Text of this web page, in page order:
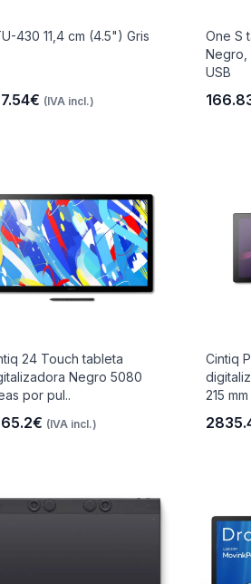
430 11,4 cm (4.5") Gris
(IVA incl.)
One S
Negro,
USB
24 Touch tableta
Negro 5080
por pul..
(IVA incl.)
Cintiq
215